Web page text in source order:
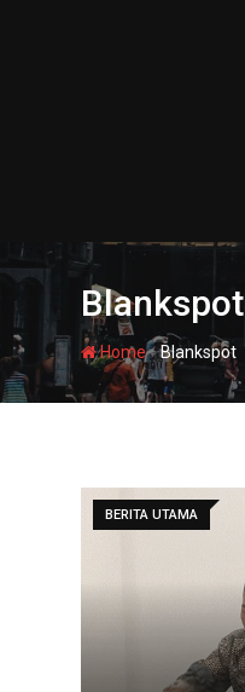
Blankspot
Home-Blankspot
BERITA UTAMA